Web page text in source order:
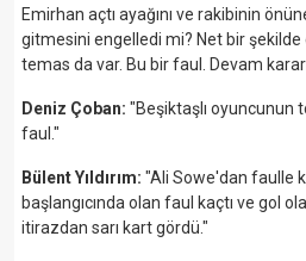
Emirhan açtı ayağını ve rakibinin
gitmesini engelledi mi? Net bir
temas da var. Bu bir faul. Devam
Deniz Çoban: "Beşiktaşlı oyuncunun
faul."
Bülent Yıldırım: "Ali Sowe'dan faulle
başlangıcında olan faul kaçtı ve gol
itirazdan sarı kart gördü."